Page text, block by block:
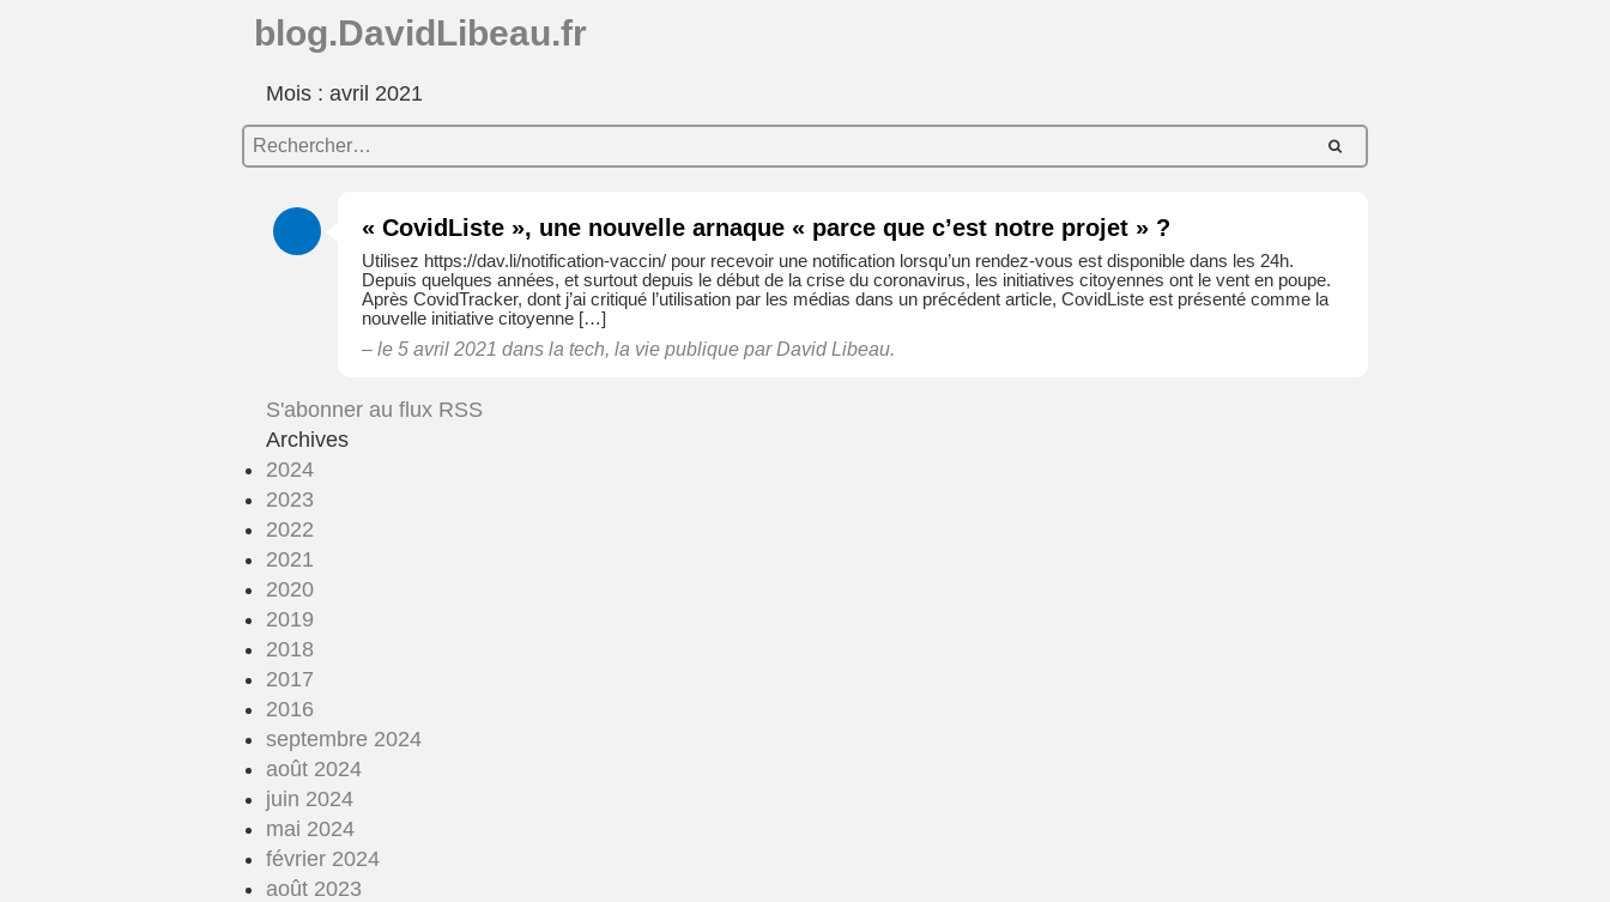
blog.DavidLibeau.fr
Mois : avril 2021
« CovidListe », une nouvelle arnaque « parce que c’est notre projet » ?
Utilisez https://dav.li/notification-vaccin/ pour recevoir une notification lorsqu’un rendez-vous est disponible dans les 24h.
Depuis quelques années, et surtout depuis le début de la crise du coronavirus, les initiatives citoyennes ont le vent en poupe.
Après CovidTracker, dont j’ai critiqué l’utilisation par les médias dans un précédent article, CovidListe est présenté comme la
nouvelle initiative citoyenne […]
– le 5 avril 2021 dans la tech, la vie publiquepar David Libeau.
S'abonner au flux RSS
Archives
2024
2023
2022
2021
2020
2019
2018
2017
2016
septembre 2024
août 2024
juin 2024
mai 2024
février 2024
août 2023